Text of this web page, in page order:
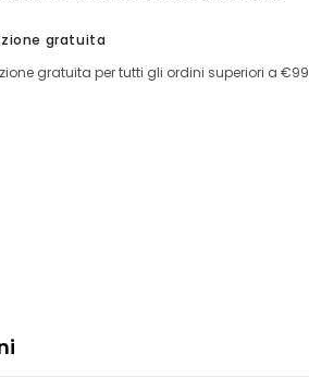
gratuita
gratuita per tutti gli ordini superiori a €99